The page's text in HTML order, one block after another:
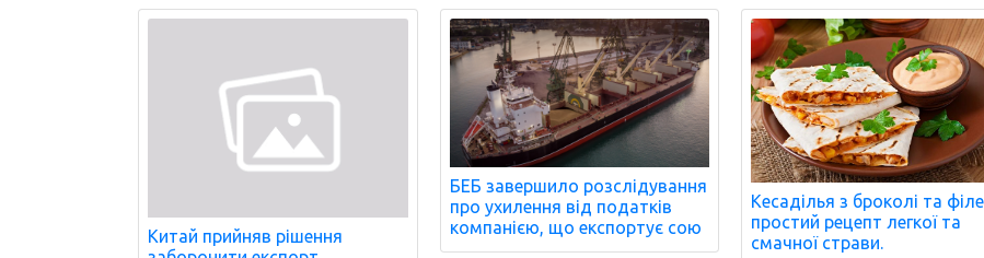
Китай прийняв рішення
БЕБ завершило розслідування
про ухилення від податків
компанією, що експортує сою
Кесаділья з броколі та
простий рецепт легкої та
смачної страви.